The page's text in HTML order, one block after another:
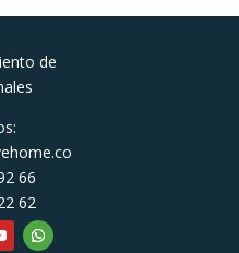
de
66
62